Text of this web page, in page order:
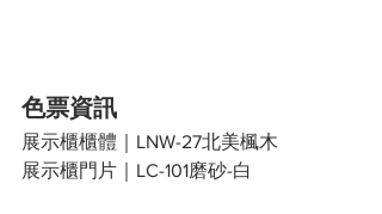
色票資訊
展示櫃櫃體｜LNW-27北美楓木
展示櫃門片｜LC-101磨砂-白